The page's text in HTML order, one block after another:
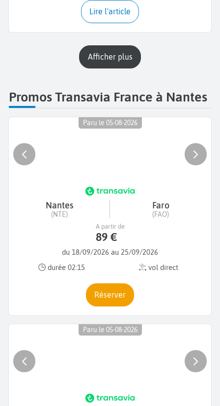
Lire l'article
Afficher plus
Promos Transavia France à Nantes
Paru le 05-08-2026
Nantes
(NTE)
Faro
(FAO)
du 18/09/2026 au 25/09/2026
durée 02:15
vol direct
A partir de
89 €
Réserver
Paru le 05-08-2026